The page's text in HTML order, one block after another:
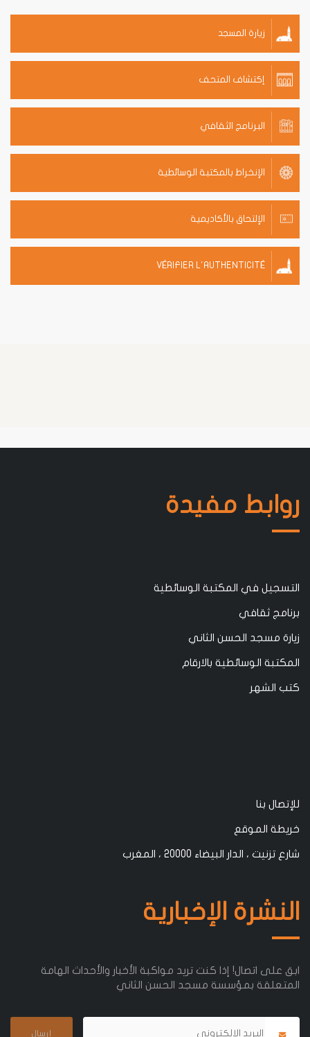
زيارة المسجد
إكتشاف المتحف
البرنامج الثقافي
الإنخراط بالمكتبة الوسائطية
الإلتحاق بالأكاديمية
VÉRIFIER L'AUTHENTICITÉ
روابط مفيدة
التسجيل في المكتبة الوسائطية
برنامج ثقافي
زيارة مسجد الحسن الثاني
المكتبة الوسائطية بالارقام
كتب الشهر
للإتصال بنا
خريطة الموقع
شارع تزنيت ، الدار البيضاء 20000 ، المغرب
النشرة الإخبارية
ابق على اتصال! إذا كنت تريد مواكبة الأخبار والأحداث الهامة
المتعلقة بمؤسسة مسجد الحسن الثاني